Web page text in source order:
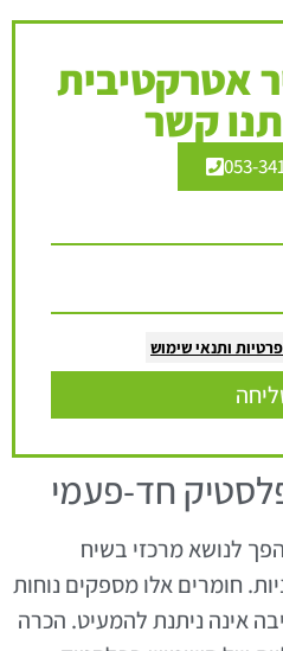
אטרקטיבית
קשר
053-
ותנאי שימוש
חד-פעמי
לנושא מרכזי בשיח
חומרים אלו מספקים נוחות
אינה ניתנת להמעיט. הכרה